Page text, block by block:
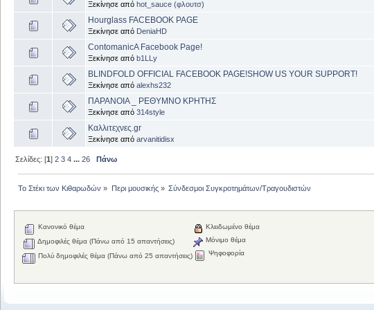
Ξεκίνησε από hot_sauce (φλουτσ)
Hourglass FACEBOOK PAGE
Ξεκίνησε από DeniaHD
ContomanicA Facebook Page!
Ξεκίνησε από b1LLy
BLINDFOLD OFFICIAL FACEBOOK PAGE!SHOW US YOUR SUPPORT!
Ξεκίνησε από alexhs232
ΠΑΡΑΝΟΙΑ _ ΡΕΘΥΜΝΟ ΚΡΗΤΗΣ
Ξεκίνησε από 314style
Καλλιτεχνες.gr
Ξεκίνησε από arvanitidisx
Σελίδες: [1]2 3 4 ...26 Πάνω
Το Στέκι των Κιθαρωδών » Περι μουσικής» Σύνδεσμοι Συγκροτημάτων/Τραγουδιστών
Κανονικό θέμα
Δημοφιλές θέμα (Πάνω από 15 απαντήσεις)
Πολύ δημοφιλές θέμα (Πάνω από 25 απαντήσεις)
Κλειδωμένο θέμα
Μόνιμο θέμα
Ψηφοφορία